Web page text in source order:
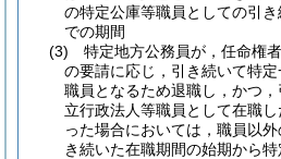
の特定公庫等職員としての引
での期間
(3)
特定地方公務員が，任命権
の要請に応じ，引き続いて特
職員となるため退職し，かつ
立行政法人等職員として在職
った場合においては，職員以外
き続いた在職期間の始期から